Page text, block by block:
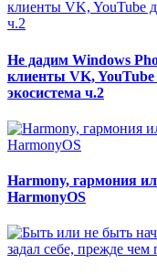
Не дадим Windows
клиенты VK,
экосистема ч.2
Harmony, гармония
HarmonyOS